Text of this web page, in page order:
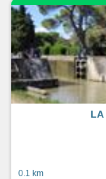
LA
0.1 km